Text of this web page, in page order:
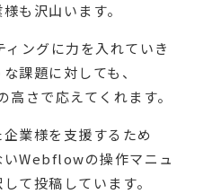
も沢山います。
ングに力を入れていき
課題に対しても、
さで応えてくれます。
業様を支援するため
いWebflowの操作マニュ
て投稿しています。